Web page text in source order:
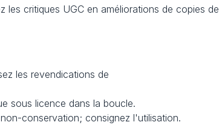
les critiques UGC en améliorations de copies de
les revendications de
sous licence dans la boucle.
conservation; consignez l'utilisation.